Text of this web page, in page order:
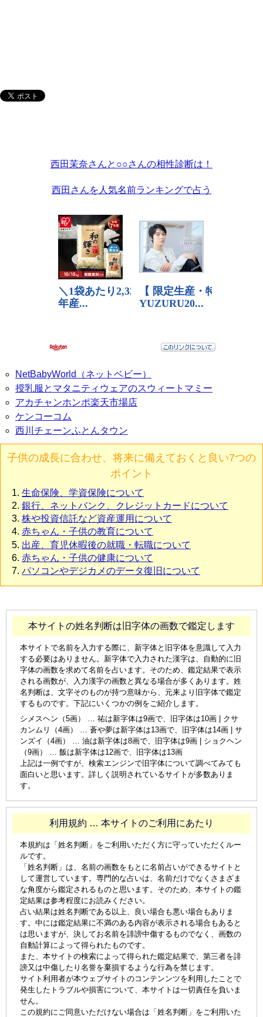
西田茉奈さんと○○さんの相性診断は！
西田さんを人気名前ランキングで占う
NetBabyWorld（ネットベビー）
授乳服とマタニティウェアのスウィートマミー
アカチャンホンポ楽天市場店
ケンコーコム
西川チェーンふとんタウン
子供の成長に合わせ、将来に備えておくと良い7つの
ポイント
生命保険、学資保険について
銀行、ネットバンク、クレジットカードについて
株や投資信託など資産運用について
赤ちゃん・子供の教育について
出産、育児休暇後の就職・転職について
赤ちゃん・子供の健康について
パソコンやデジカメのデータ復旧について
本サイトの姓名判断は旧字体の画数で鑑定します
本サイトで名前を入力する際に、新字体と旧字体を意識して入力
する必要はありません。新字体で入力された漢字は、自動的に旧
字体の画数を求めて名前を占います。そのため、鑑定結果で表示
される画数が、入力漢字の画数と異なる場合が多くあります。姓
名判断は、文字そのものが持つ意味から、元来より旧字体で鑑定
するものです。下記にいくつかの例をご紹介します。
シメスヘン（5画） … 祐は新字体は9画で、旧字体は10画 | クサ
カンムリ（4画） … 蒼や夢は新字体は13画で、旧字体は14画 | サ
ンズイ（4画） … 油は新字体は8画で、旧字体は9画 | ショクヘン
（9画） … 飯は新字体は12画で、旧字体は13画
上記は一例ですが、検索エンジンで旧字体について調べてみても
面白いと思います。詳しく説明されているサイトが多数ありま
す。
利用規約 … 本サイトのご利用にあたり
本規約は「姓名判断」をご利用いただく方に守っていただくルー
ルです。
「姓名判断」は、名前の画数をもとに名前占いができるサイトと
して運営しています。専門的な占いは、名前だけでなくさまざま
な角度から鑑定されるものと思います。そのため、本サイトの鑑
定結果は参考程度にお読みください。
占い結果は姓名判断である以上、良い場合も悪い場合もありま
す。中には鑑定結果に不満のある内容が表示される場合もあると
は思いますが、決してお名前を誹謗中傷するものでなく、画数の
自動計算によって得られたものです。
また、本サイトの検索によって得られた鑑定結果で、第三者を誹
謗又は中傷したり名誉を棄損するような行為を禁じます。
サイト利用者が本ウェブサイトのコンテンンツを利用したことで
発生したトラブルや損害について、本サイトは一切責任を負いま
せん。
この規約にご同意いただけない場合は「姓名判断」をご利用いた